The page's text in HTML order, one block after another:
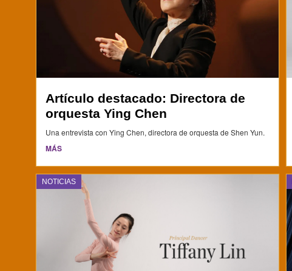
Artículo destacado: Directora de
orquesta Ying Chen
Una entrevista con Ying Chen, directora de orquesta de Shen Yun.
MÁS
NOTICIAS